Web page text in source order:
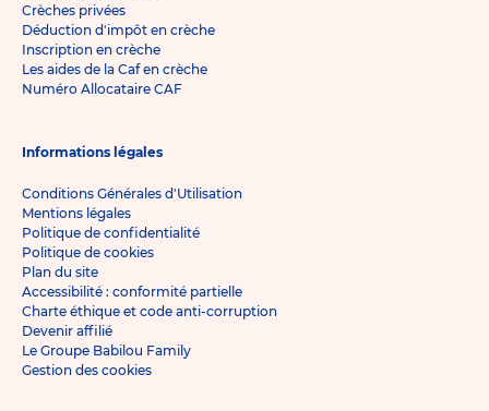
Crèches privées
Déduction d'impôt en crèche
Inscription en crèche
Les aides de la Caf en crèche
Numéro Allocataire CAF
Informations légales
Conditions Générales d'Utilisation
Mentions légales
Politique de confidentialité
Politique de cookies
Plan du site
Accessibilité : conformité partielle
Charte éthique et code anti-corruption
Devenir affilié
Le Groupe Babilou Family
Gestion des cookies